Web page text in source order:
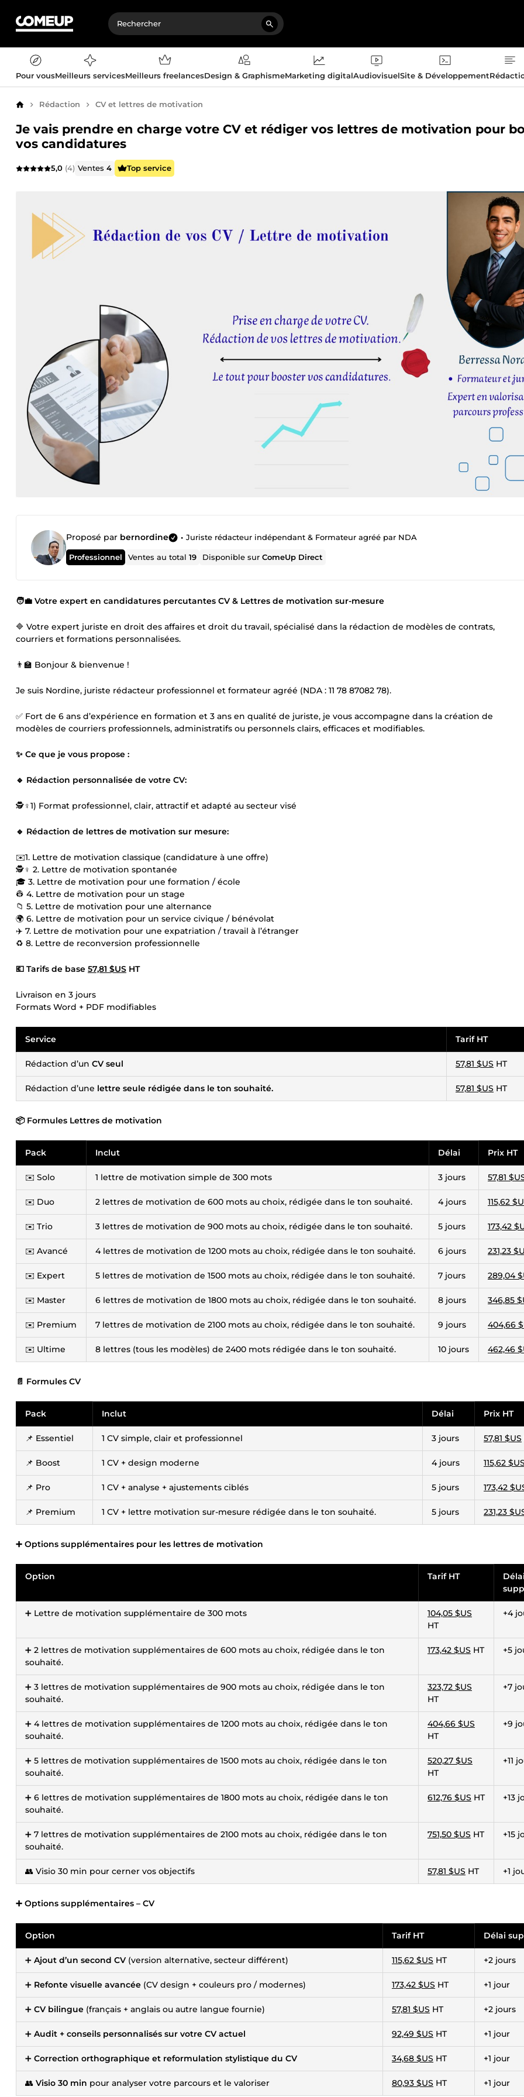
Pour vousMeilleurs servicesMeilleurs freelancesDesign & GraphismeMarketing digitalAudiovisuelSite & Développement
AccueilRédaction CV et lettres de motivation
Je vais prendre en charge votre CV et rédiger vos lettres de motivation pour
vos candidatures
5,0 (4) Ventes4 Top service
Proposé par bernordine • Juriste rédacteur indépendant & Formateur agréé par NDA
Professionnel Ventes au total19 Disponible surComeUp Direct
🧑💼 Votre expert en candidatures percutantes CV & Lettres de motivation sur-mesure
🔷 Votre expert juriste en droit des affaires et droit du travail, spécialisé dans la rédaction de modèles de contrats,
courriers et formations personnalisées.
👨🏫 Bonjour & bienvenue !
Je suis Nordine, juriste rédacteur professionnel et formateur agréé (NDA : 11 78 87082 78).
✅ Fort de 6 ans d’expérience en formation et 3 ans en qualité de juriste, je vous accompagne dans la création de
modèles de courriers professionnels, administratifs ou personnels clairs, efficaces et modifiables.
✨ Ce que je vous propose :
🔹 Rédaction personnalisée de votre CV:
🕵️♀️1) Format professionnel, clair, attractif et adapté au secteur visé
🔹 Rédaction de lettres de motivation sur mesure:
✉️1. Lettre de motivation classique (candidature à une offre)
🕵️♀️ 2. Lettre de motivation spontanée
🎓 3. Lettre de motivation pour une formation / école
👷 4. Lettre de motivation pour un stage
📁 5. Lettre de motivation pour une alternance
🌍 6. Lettre de motivation pour un service civique / bénévolat
✈️ 7. Lettre de motivation pour une expatriation / travail à l’étranger
♻️ 8. Lettre de reconversion professionnelle
💶 Tarifs de base 57,81 $US HT
Livraison en 3 jours
Formats Word + PDF modifiables
Service Tarif HT
Rédaction d’un CV seul 57,81 $US HT
Rédaction d’une lettre seule rédigée dans le ton souhaité. 57,81 $US HT
📦 Formules Lettres de motivation
Pack Inclut Délai Prix HT
✉️ Solo 1 lettre de motivation simple de 300 mots 3 jours 57,81
✉️ Duo 2 lettres de motivation de 600 mots au choix, rédigée dans le ton souhaité. 4 jours 115,62
✉️ Trio 3 lettres de motivation de 900 mots au choix, rédigée dans le ton souhaité. 5 jours 173,42
✉️ Avancé 4 lettres de motivation de 1200 mots au choix, rédigée dans le ton souhaité. 6 jours 231,23
✉️ Expert 5 lettres de motivation de 1500 mots au choix, rédigée dans le ton souhaité. 7 jours 289,04
✉️ Master 6 lettres de motivation de 1800 mots au choix, rédigée dans le ton souhaité. 8 jours 346,85
✉️ Premium 7 lettres de motivation de 2100 mots au choix, rédigée dans le ton souhaité. 9 jours 404,66
✉️ Ultime 8 lettres (tous les modèles) de 2400 mots rédigée dans le ton souhaité. 10 jours 462,46
📄 Formules CV
Pack Inclut Délai Prix HT
📌 Essentiel 1 CV simple, clair et professionnel 3 jours 57,81 $US
📌 Boost 1 CV + design moderne 4 jours 115,62 $US
📌 Pro 1 CV + analyse + ajustements ciblés 5 jours 173,42
📌 Premium 1 CV + lettre motivation sur-mesure rédigée dans le ton souhaité. 5 jours 231,23
➕ Options supplémentaires pour les lettres de motivation
Option Tarif HT
Délai
➕ Lettre de motivation supplémentaire de 300 mots
104,05 $US
HT
+4
➕ 2 lettres de motivation supplémentaires de 600 mots au choix, rédigée dans le ton
souhaité.
173,42 $US HT +5
➕ 3 lettres de motivation supplémentaires de 900 mots au choix, rédigée dans le ton
souhaité.
323,72 $US
HT
+7
➕ 4 lettres de motivation supplémentaires de 1200 mots au choix, rédigée dans le ton
souhaité.
404,66 $US
HT
+9
➕ 5 lettres de motivation supplémentaires de 1500 mots au choix, rédigée dans le ton
souhaité.
520,27 $US
HT
+11
➕ 6 lettres de motivation supplémentaires de 1800 mots au choix, rédigée dans le ton
souhaité.
612,76 $US HT +13
➕ 7 lettres de motivation supplémentaires de 2100 mots au choix, rédigée dans le ton
souhaité.
751,50 $US HT +15
👥 Visio 30 min pour cerner vos objectifs 57,81 $US HT +1
➕ Options supplémentaires – CV
Option Tarif HT Délai
➕ Ajout d’un second CV (version alternative, secteur différent) 115,62 $US HT +2 jours
➕ Refonte visuelle avancée (CV design + couleurs pro / modernes) 173,42 $US HT +1 jour
➕ CV bilingue (français + anglais ou autre langue fournie) 57,81 $US HT +2 jours
➕ Audit + conseils personnalisés sur votre CV actuel 92,49 $US HT +1 jour
➕ Correction orthographique et reformulation stylistique du CV 34,68 $US HT +1 jour
👥 Visio 30 min pour analyser votre parcours et le valoriser 80,93 $US HT +1 jour